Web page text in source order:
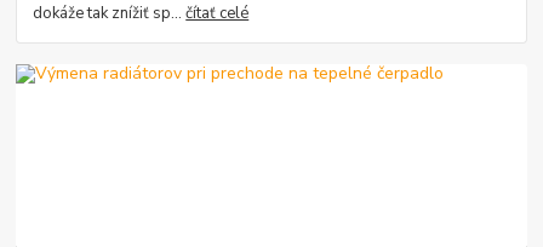
dokáže tak znížiť sp...čítať celé